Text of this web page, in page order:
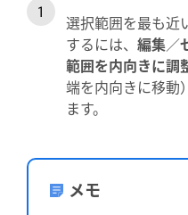
選択範囲を最も近
するには、 編集／
範囲を内向きに調
端を内向きに移動
ます。
メモ